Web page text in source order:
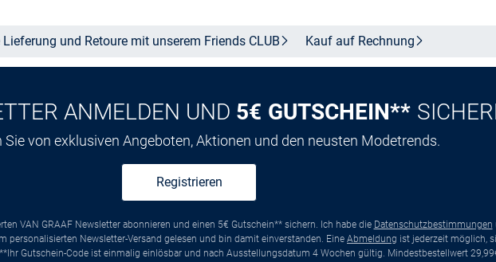
Lieferung und Retoure mit unserem Friends CLUB Kauf auf Rechnung
ANMELDEN UND 5€ GUTSCHEIN**
Sie von exklusiven Angeboten, Aktionen und den neusten Modetrends.
Registrieren
VAN GRAAF Newsletter abonnieren und einen 5€ Gutschein** sichern. Ich habe die Datenschutzbestimmungen
personalisierten Newsletter-Versand gelesen und bin damit einverstanden. Eine Abmeldung ist jederzeit möglich,
. **Ihr Gutschein-Code ist einmalig einlösbar und nach Ausstellungsdatum 4 Wochen gültig. Mindestbestellwert